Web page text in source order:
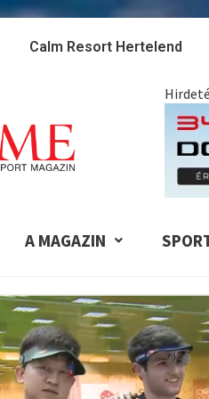
Calm Resort Hertelend
A MAGAZIN